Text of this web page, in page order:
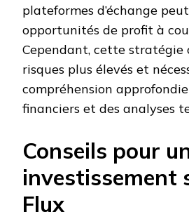
plateformes d’échange
opportunités de profit à
Cependant, cette stratégie
risques plus élevés et
compréhension
financiers et des analyses
Conseils pour
investissement
Flux